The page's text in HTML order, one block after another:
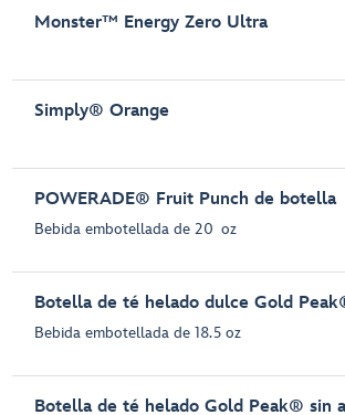
Monster™ Energy Zero Ultra
Simply® Orange
POWERADE® Fruit Punch de botella
Bebida embotellada de 20 oz
Botella de té helado dulce Gold
Bebida embotellada de 18.5 oz
Botella de té helado Gold Peak® sin